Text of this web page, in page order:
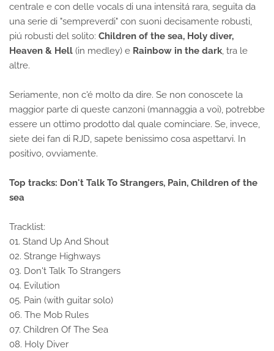
centrale e con delle vocals di una intensitá rara, seguita da
una serie di "sempreverdi" con suoni decisamente robusti,
piú robusti del solito: Children of the sea, Holy diver,
Heaven & Hell (in medley) e Rainbow in the dark, tra le
altre.
Seriamente, non c'é molto da dire. Se non conoscete la
maggior parte di queste canzoni (mannaggia a voi), potrebbe
essere un ottimo prodotto dal quale cominciare. Se, invece,
siete dei fan di RJD, sapete benissimo cosa aspettarvi. In
positivo, ovviamente.
Top tracks: Don't Talk To Strangers, Pain, Children of the
sea
Tracklist:
01. Stand Up And Shout
02. Strange Highways
03. Don't Talk To Strangers
04. Evilution
05. Pain (with guitar solo)
06. The Mob Rules
07. Children Of The Sea
08. Holy Diver